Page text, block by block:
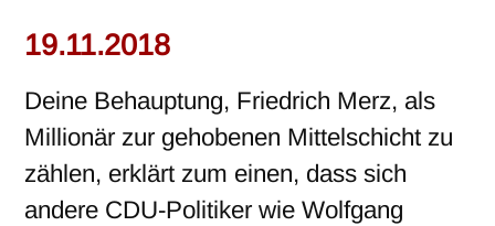
19.11.2018
Deine Behauptung, Friedrich Merz, als
Millionär zur gehobenen Mittelschicht zu
zählen, erklärt zum einen, dass sich
andere CDU-Politiker wie Wolfgang